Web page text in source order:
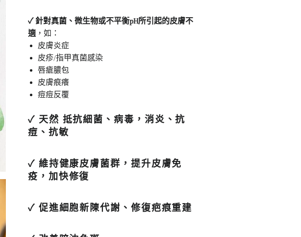
✓ 針對真菌、微生物或不平衡pH所引起的皮膚不
適，如：
皮膚炎症
皮疹/指甲真菌感染
唇瘡膿包
皮膚痕癢
痘痘反覆
✓ 天然 抵抗細菌、病毒 ， 消炎、抗
痘 、 抗敏
✓ 維持健康皮膚菌群，提升皮膚免
疫，加快修復
✓ 促進細胞新陳代謝、修復疤痕重建